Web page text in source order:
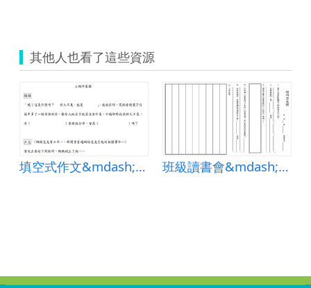
其他人也看了這些資源
填空式作文&mdash;上網停看聽 班級讀書會&mdash;超時空友情